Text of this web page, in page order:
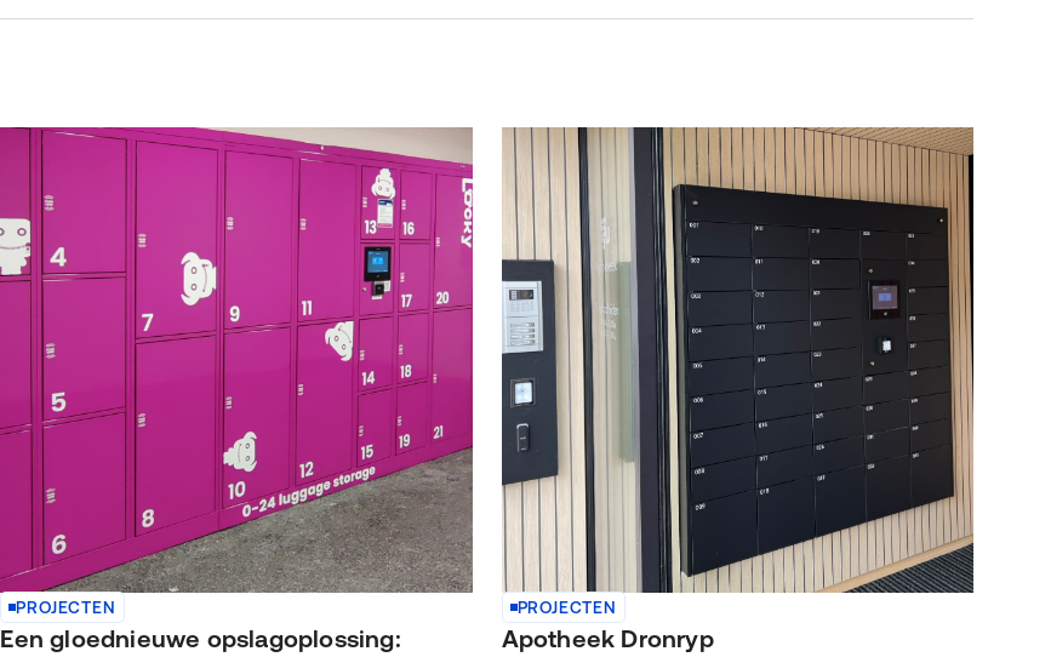
PROJECTEN
Een gloednieuwe opslagoplossing:
PROJECTEN
Apotheek Dronryp